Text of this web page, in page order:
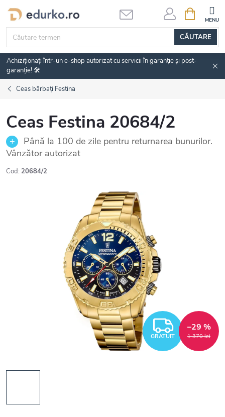
Treci
conținut
CĂUTARE
DE
Achiziționați într-un e-shop autorizat cu servicii în garanție și post-
garanție! 🛠️
Ceas bărbați Festina
Ceas Festina 20684/2
Până la 100 de zile pentru returnarea bunurilor.
Vânzător autorizat
Cod: 20684/2
GRATUIT 1 370 lei
–29 %